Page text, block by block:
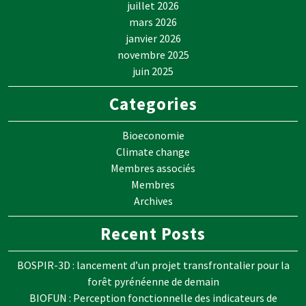
juillet 2026
mars 2026
janvier 2026
novembre 2025
juin 2025
Categories
Bioeconomie
Climate change
Membres associés
Membres
Archives
Recent Posts
BOSPIR-3D : lancement d’un projet transfrontalier pour la
forêt pyrénéenne de demain
BIOFUN : Perception fonctionnelle des indicateurs de